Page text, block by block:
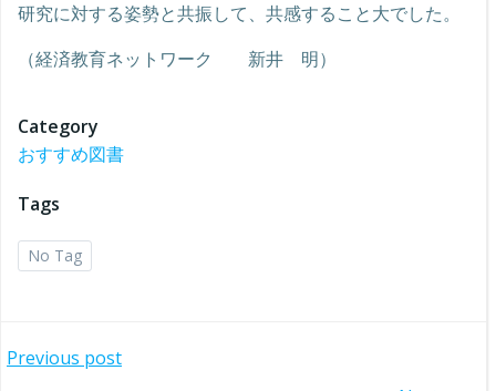
研究に対する姿勢と共振して、共感すること大でした。
（経済教育ネットワーク 新井 明）
Category
おすすめ図書
Tags
No Tag
投
Previous post